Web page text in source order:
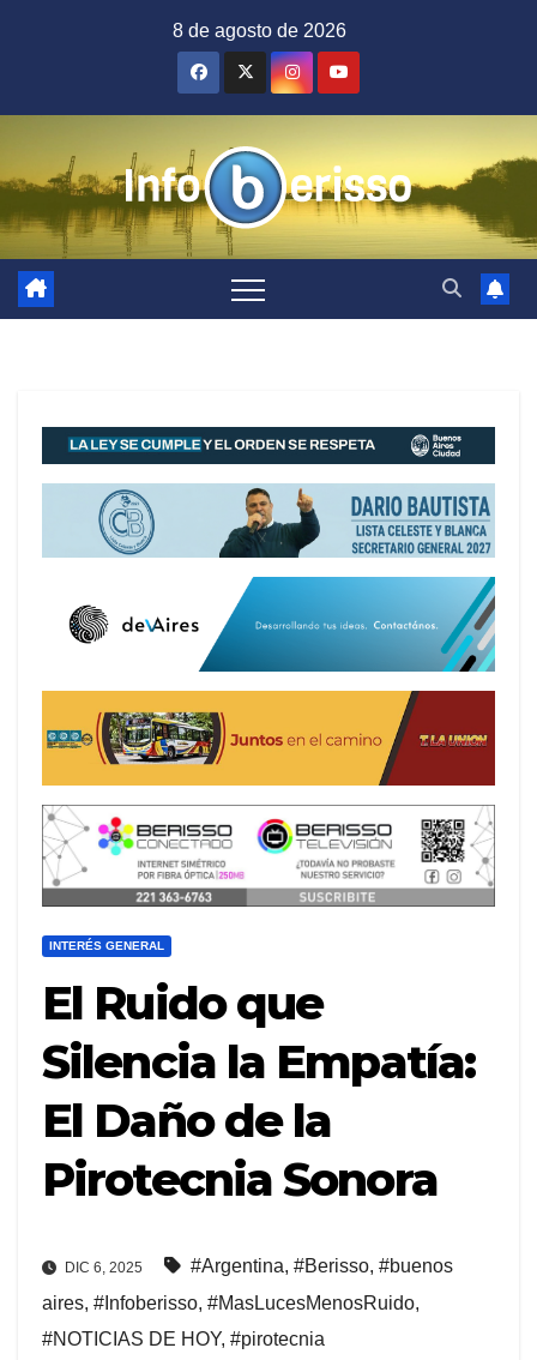
8 de agosto de 2026
INTERÉS GENERAL
El Ruido que
Silencia la Empatía:
El Daño de la
Pirotecnia Sonora
DIC 6, 2025 #Argentina, #Berisso, #buenos
aires, #Infoberisso, #MasLucesMenosRuido,
#NOTICIAS DE HOY, #pirotecnia